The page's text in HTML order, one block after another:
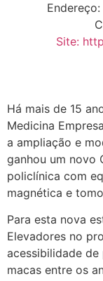
Site:
Há mais de 15
Medicina
a ampliação e
ganhou um novo
policlínica com
magnética e
Para esta nova
Elevadores no
acessibilidade
macas entre os